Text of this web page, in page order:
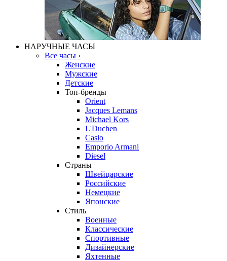
НАРУЧНЫЕ ЧАСЫ
Все часы ›
Женские
Мужские
Детские
Топ-бренды
Orient
Jacques Lemans
Michael Kors
L'Duchen
Casio
Emporio Armani
Diesel
Страны
Швейцарские
Российские
Немецкие
Японские
Стиль
Военные
Классические
Спортивные
Дизайнерские
Яхтенные